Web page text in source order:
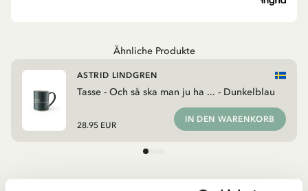
Ähnliche Produkte
Tasse - Och så ska man ju ha ... - Dunkelblau
ASTRID LINDGREN
28.95 EUR
IN DEN WARENKORB